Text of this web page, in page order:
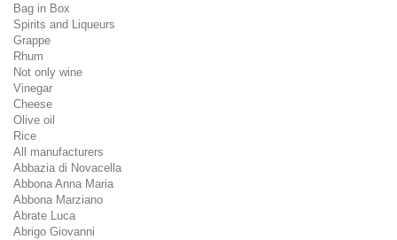
Bag in Box
Spirits and Liqueurs
Grappe
Rhum
Not only wine
Vinegar
Cheese
Olive oil
Rice
All manufacturers
Abbazia di Novacella
Abbona Anna Maria
Abbona Marziano
Abrate Luca
Abrigo Giovanni